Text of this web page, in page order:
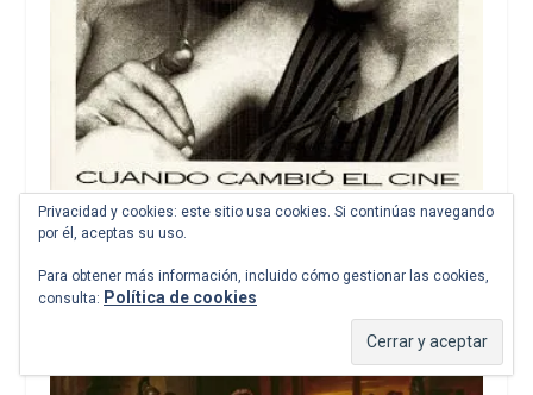
«Nuestra Amiga Común», de Luis de
junio de 2010
Privacidad y cookies: este sitio usa cookies. Si continúas navegando
por él, aceptas su uso.
Para obtener más información, incluido cómo gestionar las cookies,
consulta: Política de cookies